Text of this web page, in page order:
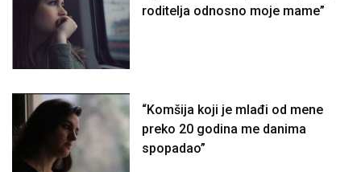
roditelja odnosno moje mame”
“Komšija koji je mlađi od mene
preko 20 godina me danima
spopadao”